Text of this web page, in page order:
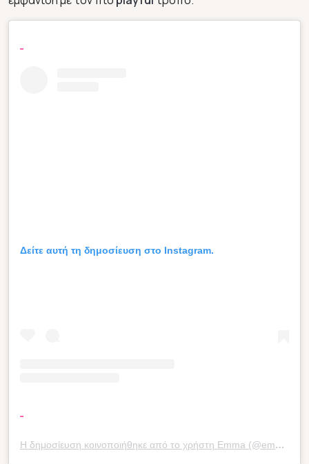
Δείτε αυτή τη δημοσίευση στο Instagram.
Η δημοσίευση κοινοποιήθηκε από το χρήστη Emma (@emmamilton)